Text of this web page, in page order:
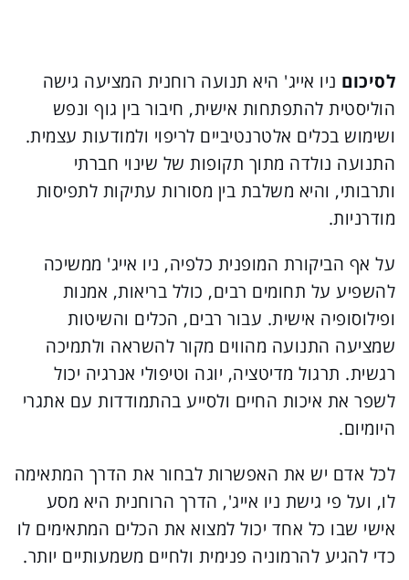
לסיכום ניו אייג' היא תנועה רוחנית המציעה גישה
הוליסטית להתפתחות אישית, חיבור בין גוף ונפש
ושימוש בכלים אלטרנטיביים לריפוי ולמודעות עצמית.
התנועה נולדה מתוך תקופות של שינוי חברתי
ותרבותי, והיא משלבת בין מסורות עתיקות לתפיסות
מודרניות.
על אף הביקורת המופנית כלפיה, ניו אייג' ממשיכה
להשפיע על תחומים רבים, כולל בריאות, אמנות
ופילוסופיה אישית. עבור רבים, הכלים והשיטות
שמציעה התנועה מהווים מקור להשראה ולתמיכה
רגשית. תרגול מדיטציה, יוגה וטיפולי אנרגיה יכול
לשפר את איכות החיים ולסייע בהתמודדות עם אתגרי
היומיום.
לכל אדם יש את האפשרות לבחור את הדרך המתאימה
לו, ועל פי גישת ניו אייג', הדרך הרוחנית היא מסע
אישי שבו כל אחד יכול למצוא את הכלים המתאימים לו
כדי להגיע להרמוניה פנימית ולחיים משמעותיים יותר.